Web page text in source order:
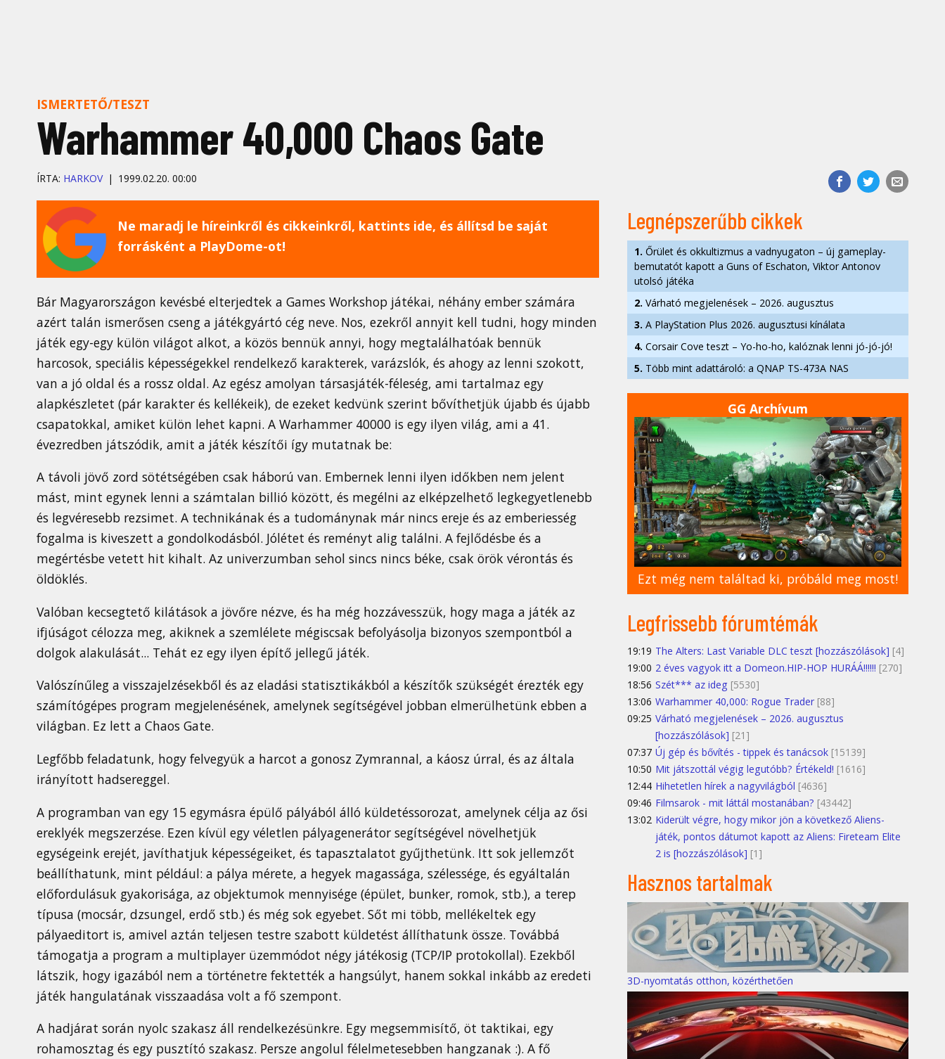
ISMERTETŐ/TESZT
Warhammer 40,000 Chaos Gate
ÍRTA: HARKOV 1999.02.20. 00:00
Ne maradj le híreinkről és cikkeinkről, kattints ide, és állítsd be saját
forrásként a PlayDome-ot!
Bár Magyarországon kevésbé elterjedtek a Games Workshop játékai, néhány ember számára
azért talán ismerősen cseng a játékgyártó cég neve. Nos, ezekről annyit kell tudni, hogy minden
játék egy-egy külön világot alkot, a közös bennük annyi, hogy megtalálhatóak bennük
harcosok, speciális képességekkel rendelkező karakterek, varázslók, és ahogy az lenni szokott,
van a jó oldal és a rossz oldal. Az egész amolyan társasjáték-féleség, ami tartalmaz egy
alapkészletet (pár karakter és kellékeik), de ezeket kedvünk szerint bővíthetjük újabb és újabb
csapatokkal, amiket külön lehet kapni. A Warhammer 40000 is egy ilyen világ, ami a 41.
évezredben játszódik, amit a játék készítői így mutatnak be:
A távoli jövő zord sötétségében csak háború van. Embernek lenni ilyen időkben nem jelent
mást, mint egynek lenni a számtalan billió között, és megélni az elképzelhető legkegyetlenebb
és legvéresebb rezsimet. A technikának és a tudománynak már nincs ereje és az emberiesség
fogalma is kiveszett a gondolkodásból. Jólétet és reményt alig találni. A fejlődésbe és a
megértésbe vetett hit kihalt. Az univerzumban sehol sincs nincs béke, csak örök vérontás és
öldöklés.
Valóban kecsegtető kilátások a jövőre nézve, és ha még hozzávesszük, hogy maga a játék az
ifjúságot célozza meg, akiknek a szemlélete mégiscsak befolyásolja bizonyos szempontból a
dolgok alakulását... Tehát ez egy ilyen építő jellegű játék.
Valószínűleg a visszajelzésekből és az eladási statisztikákból a készítők szükségét érezték egy
számítógépes program megjelenésének, amelynek segítségével jobban elmerülhetünk ebben a
világban. Ez lett a Chaos Gate.
Legfőbb feladatunk, hogy felvegyük a harcot a gonosz Zymrannal, a káosz úrral, és az általa
irányított hadsereggel.
A programban van egy 15 egymásra épülő pályából álló küldetéssorozat, amelynek célja az ősi
ereklyék megszerzése. Ezen kívül egy véletlen pályagenerátor segítségével növelhetjük
egységeink erejét, javíthatjuk képességeiket, és tapasztalatot gyűjthetünk. Itt sok jellemzőt
beállíthatunk, mint például: a pálya mérete, a hegyek magassága, szélessége, és egyáltalán
előfordulásuk gyakorisága, az objektumok mennyisége (épület, bunker, romok, stb.), a terep
típusa (mocsár, dzsungel, erdő stb.) és még sok egyebet. Sőt mi több, mellékeltek egy
pályaeditort is, amivel aztán teljesen testre szabott küldetést állíthatunk össze. Továbbá
támogatja a program a multiplayer üzemmódot négy játékosig (TCP/IP protokollal). Ezekből
látszik, hogy igazából nem a történetre fektették a hangsúlyt, hanem sokkal inkább az eredeti
játék hangulatának visszaadása volt a fő szempont.
A hadjárat során nyolc szakasz áll rendelkezésünkre. Egy megsemmisítő, öt taktikai, egy
rohamosztag és egy pusztító szakasz. Persze angolul félelmetesebben hangzanak :). A fő
Legnépszerűbb cikkek
1. Őrület és okkultizmus a vadnyugaton – új gameplay-
bemutatót kapott a Guns of Eschaton, Viktor Antonov
utolsó játéka
2. Várható megjelenések – 2026. augusztus
3. A PlayStation Plus 2026. augusztusi kínálata
4. Corsair Cove teszt – Yo-ho-ho, kalóznak lenni jó-jó-jó!
5. Több mint adattároló: a QNAP TS-473A NAS
GG Archívum
Ezt még nem találtad ki, próbáld meg most!
Legfrissebb fórumtémák
19:19 The Alters: Last Variable DLC teszt [hozzászólások] [4]
19:00 2 éves vagyok itt a Domeon.HIP-HOP HURÁÁ!!!!!! [270]
18:56 Szét*** az ideg [5530]
13:06 Warhammer 40,000: Rogue Trader [88]
09:25 Várható megjelenések – 2026. augusztus
[hozzászólások] [21]
07:37 Új gép és bővítés - tippek és tanácsok [15139]
10:50 Mit játszottál végig legutóbb? Értékeld! [1616]
12:44 Hihetetlen hírek a nagyvilágból [4636]
09:46 Filmsarok - mit láttál mostanában? [43442]
13:02 Kiderült végre, hogy mikor jön a következő Aliens-
játék, pontos dátumot kapott az Aliens: Fireteam Elite
2 is [hozzászólások] [1]
Hasznos tartalmak
3D-nyomtatás otthon, közérthetően